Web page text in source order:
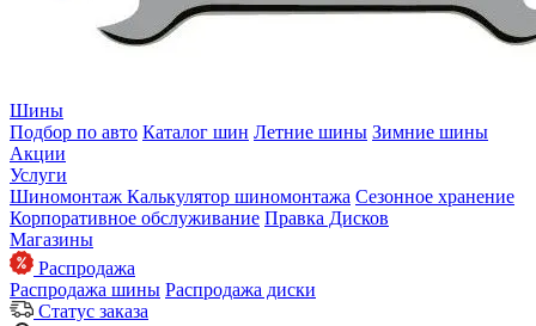
Шины
Подбор по авто Каталог шин Летние шины Зимние шины
Акции
Услуги
Шиномонтаж Калькулятор шиномонтажа Сезонное хранение
Корпоративное обслуживание Правка Дисков
Магазины
Распродажа
Распродажа шины Распродажа диски
Статус заказа